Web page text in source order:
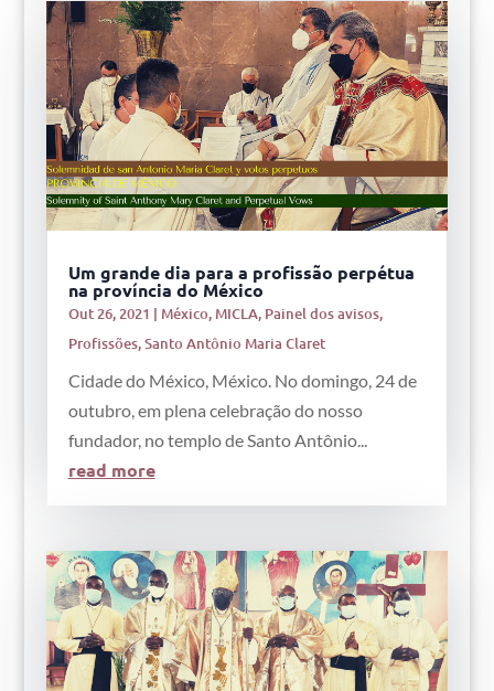
Um grande dia para a profissão perpétua
na província do México
Out 26, 2021 | México,MICLA, Painel dos avisos,
Profissões,Santo Antônio Maria Claret
Cidade do México, México. No domingo, 24 de
outubro, em plena celebração do nosso
fundador, no templo de Santo Antônio...
read more